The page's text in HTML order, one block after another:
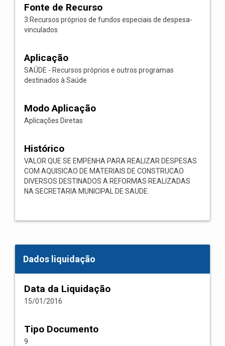
Fonte de Recurso
3:Recursos próprios de fundos especiais de despesa-
vinculados
Aplicação
SAÚDE - Recursos próprios e outros programas
destinados à Saúde
Modo Aplicação
Aplicações Diretas
Histórico
VALOR QUE SE EMPENHA PARA REALIZAR DESPESAS
COM AQUISICAO DE MATERIAIS DE CONSTRUCAO
DIVERSOS DESTINADOS A REFORMAS REALIZADAS
NA SECRETARIA MUNICIPAL DE SAUDE.
Dados liquidação
Data da Liquidação
15/01/2016
Tipo Documento
9